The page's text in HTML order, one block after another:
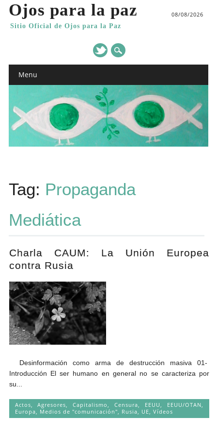
Ojos para la paz
Sitio Oficial de Ojos para la Paz
08/08/2026
Main menu
Menu
Tag: Propaganda
Mediática
Charla CAUM: La Unión Europea
contra Rusia
Desinformación como arma de destrucción masiva 01-
Introducción El ser humano en general no se caracteriza por
su...
Actos ,Agresores ,Capitalismo ,Censura EEUU EEUU/OTAN
Europa
Medios de "comunicación" Rusia UE Vídeos